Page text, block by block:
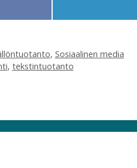
, Sosiaalinen media
, tekstintuotanto